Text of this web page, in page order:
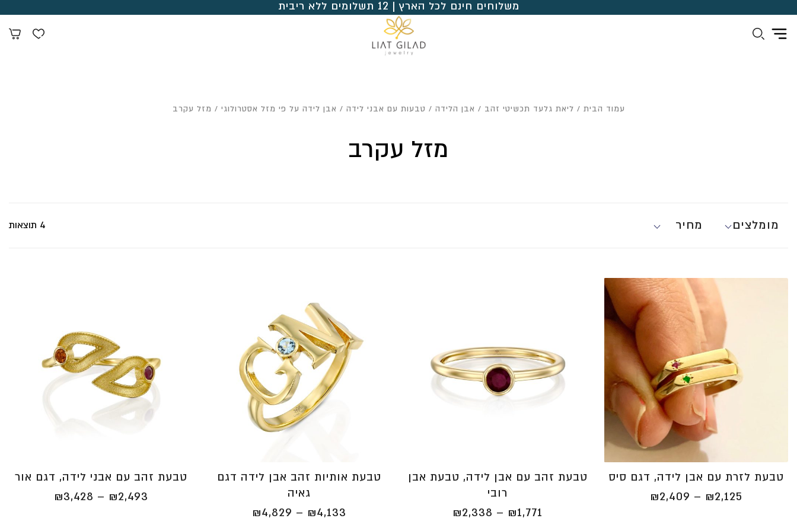
משלוחים חינם לכל הארץ | 12 תשלומים ללא ריבית
עמוד הבית / ליאת גלעד תכשיטי זהב / אבן הלידה / טבעות עם אבני לידה / אבן לידה על פי מזל אסטרולוגי / מזל עקרב
מזל עקרב
מומלצים מחיר 4 תוצאות
טבעת לזרת עם אבן לידה, דגם סיס
₪2,125
–
₪2,409
טבעת זהב עם אבן לידה, טבעת אבן
רובי
₪1,771
–
₪2,338
טבעת אותיות זהב אבן לידה דגם
גאיה
₪4,133
–
₪4,829
טבעת זהב עם אבני לידה, דגם אור
₪2,493
–
₪3,428